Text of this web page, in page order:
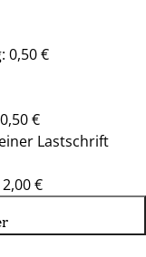
0,50 €
€
Lastschrift
€